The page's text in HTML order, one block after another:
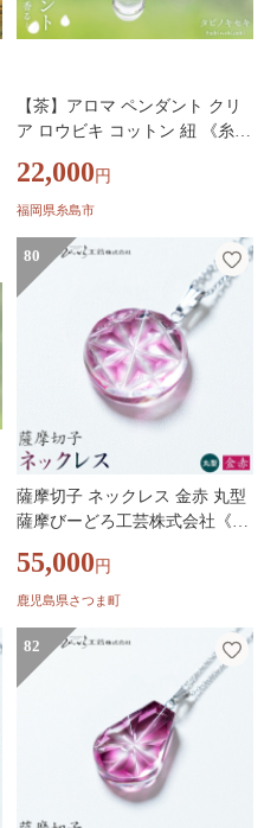
【茶】アロマ ペンダント クリ
ア ロウビキ コットン 紐 《糸
-2]
22,000 円
福岡県糸島市
80
薩摩切子 ネックレス 金赤 丸型
薩摩びーどろ工芸株式会社《90
く)》鹿児島県 さつま町 送料無
料 伝統工芸 切子 さつま切子 ア
55,000 円
鹿児島県さつま町
82